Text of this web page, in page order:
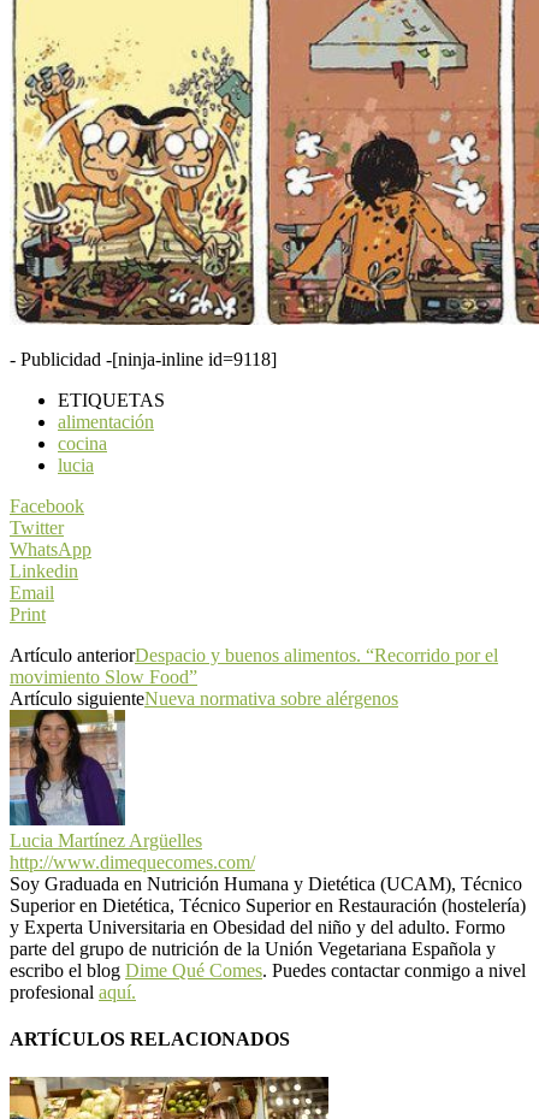
- Publicidad -[ninja-inline id=9118]
ETIQUETAS
alimentación
cocina
lucia
Facebook
Twitter
WhatsApp
Linkedin
Email
Print
Artículo anteriorDespacio y buenos alimentos. “Recorrido por el
movimiento Slow Food”
Artículo siguienteNueva normativa sobre alérgenos
Lucia Martínez Argüelles
http://www.dimequecomes.com/
Soy Graduada en Nutrición Humana y Dietética (UCAM), Técnico
Superior en Dietética, Técnico Superior en Restauración (hostelería)
y Experta Universitaria en Obesidad del niño y del adulto. Formo
parte del grupo de nutrición de la Unión Vegetariana Española y
escribo el blog Dime Qué Comes. Puedes contactar conmigo a nivel
profesional aquí.
ARTÍCULOS RELACIONADOS